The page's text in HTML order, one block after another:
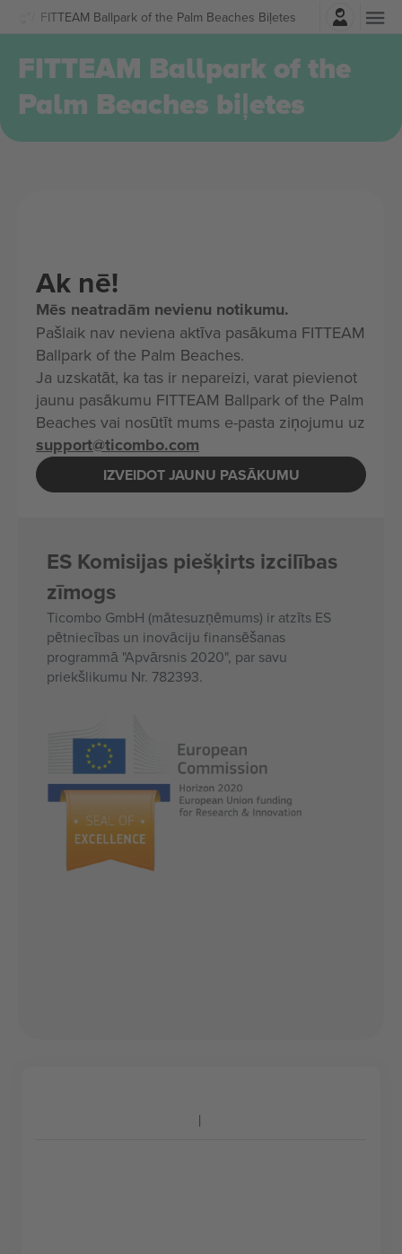
FITTEAM Ballpark of the Palm Beaches Biļetes
Pierakstīties
FITTEAM Ballpark of the
Palm Beaches biļetes
Ak nē!
Mēs neatradām nevienu notikumu.
Pašlaik nav neviena aktīva pasākuma FITTEAM
Ballpark of the Palm Beaches.
Ja uzskatāt, ka tas ir nepareizi, varat pievienot
jaunu pasākumu FITTEAM Ballpark of the Palm
Beaches vai nosūtīt mums e-pasta ziņojumu uz
support@ticombo.com
IZVEIDOT JAUNU PASĀKUMU
ES Komisijas piešķirts izcilības
zīmogs
Ticombo GmbH (mātesuzņēmums) ir atzīts ES
pētniecības un inovāciju finansēšanas
programmā "Apvārsnis 2020", par savu
priekšlikumu Nr. 782393.